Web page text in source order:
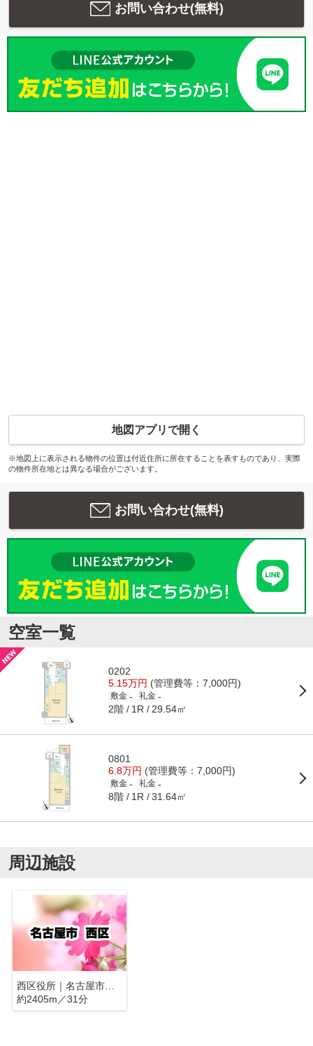
お問い合わせ(無料)
地図アプリで開く
※地図上に表示される物件の位置は付近住所に所在することを表すものであり、実際
の物件所在地とは異なる場合がございます。
お問い合わせ(無料)
空室一覧
0202
5.15万円 (管理費等：7,000円)
敷金 - 礼金 -
2階 1R 29.54㎡
0801
6.8万円 (管理費等：7,000円)
敷金 - 礼金 -
8階 1R 31.64㎡
周辺施設
西区役所｜名古屋市西区
約2405m／31分